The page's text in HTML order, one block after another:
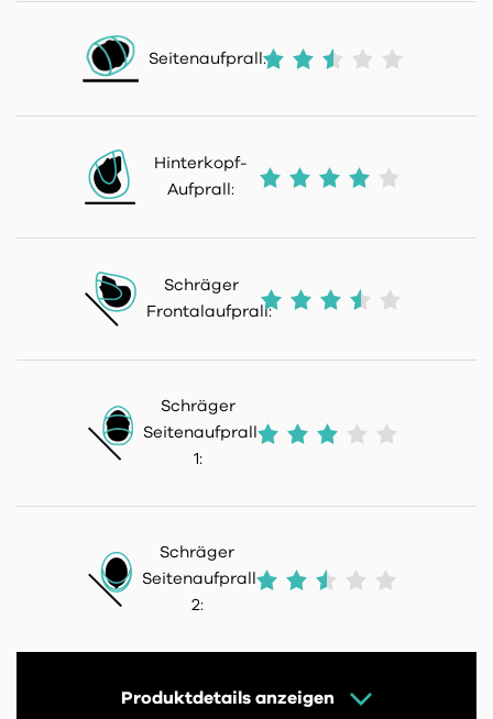
Seitenaufprall:
Hinterkopf-
Aufprall:
Schräger
Frontalaufprall:
Schräger
Seitenaufprall
1:
Schräger
Seitenaufprall
2:
Produktdetails anzeigen